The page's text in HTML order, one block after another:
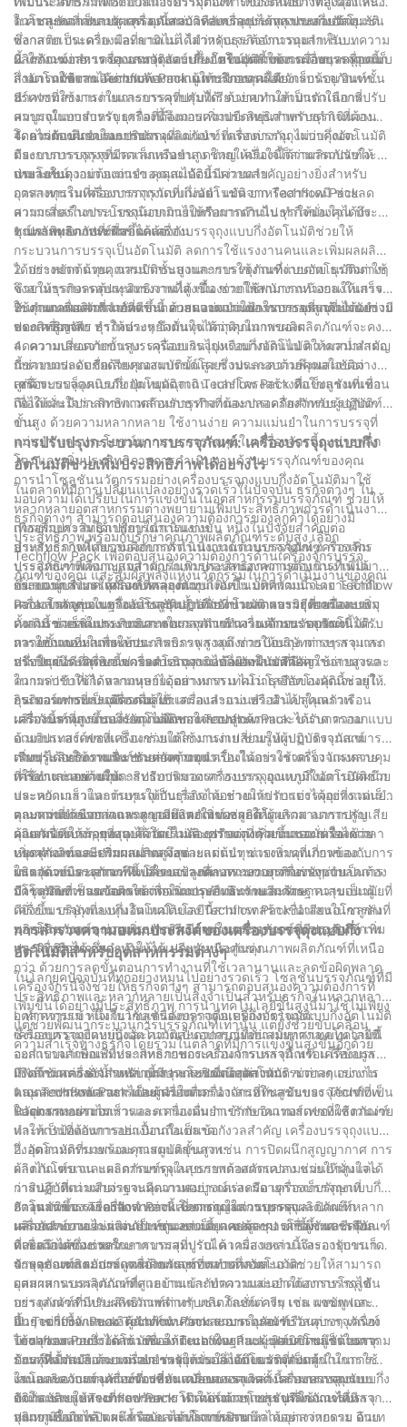
ในโซลูชันที่เป็นนวัตกรรมดังกล่าวคือเครื่องบรรจุถุงแบบกึ่งอัตโนมัติ
ซึ่งกลายเป็นเครื่องมือที่ขาดไม่ได้สำหรับธุรกิจจำนวนมาก ในบทความ
นี้ เราจะมาสำรวจคุณสมบัติและประโยชน์หลักของเครื่องบรรจุถุงแบบ
กึ่งอัตโนมัติจาก Techflow Pack ผู้ให้บริการเครื่องจักรบรรจุภัณฑ์ชั้น
นำ
ความสะดวกสบายสูงสุด คุณสมบัติหลักบางประการประกอบด้วย:
1. ความหลากหลาย: เครื่องนี้สามารถบรรจุถุงได้หลากหลายวัสดุ เช่น
พลาสติก กระดาษ และลามิเนต ไม่ว่าคุณจะต้องการถุงสำหรับ
ผลิตภัณฑ์อาหาร ยา อาหารสัตว์เลี้ยง หรืออุตสาหกรรมอื่นๆ เครื่องนี้ก็
สามารถตอบสนองความต้องการเฉพาะของคุณได้
2. ใช้งานง่าย: เครื่องบรรจุถุงแบบกึ่งอัตโนมัตินี้ใช้งานง่ายและทุกคน
สามารถใช้งานได้ง่ายหลังจากผ่านการฝึกอบรมเพียงเล็กน้อย อินเท
อร์เฟซที่ใช้งานง่ายและการควบคุมที่เรียบง่ายทำให้เป็นตัวเลือกที่
สมบูรณ์แบบสำหรับธุรกิจที่ต้องการเพิ่มประสิทธิภาพการดำเนินงาน
โดยไม่ต้องฝึกอบรมมากนัก
3. ความสามารถในการบรรจุที่ปรับได้: ด้วยความสามารถในการปรับ
ความจุในการบรรจุ เครื่องนี้จึงมอบความยืดหยุ่นสำหรับธุรกิจที่ต้อง
จัดการกับขนาดและปริมาณผลิตภัณฑ์ที่แตกต่างกัน ไม่ว่าคุณจะ
ต้องการบรรจุถุงขนาดเล็กหรือขนาดใหญ่ เครื่องนี้ก็สามารถปรับให้
เหมาะกับความต้องการของคุณได้อย่างง่ายดาย
4. ความแม่นยำในการบรรจุที่แม่นยำ: เครื่องบรรจุถุงแบบกึ่งอัตโนมัติ
มีระบบการบรรจุที่มีความแม่นยำสูง ช่วยให้มั่นใจได้ว่าผลิตภัณฑ์จะถูก
จ่ายลงในถุงอย่างแม่นยำ คุณสมบัตินี้มีความสำคัญอย่างยิ่งสำหรับ
อุตสาหกรรมที่ต้องการการวัดที่แม่นยำ เช่น ยาหรือสารเคมี ช่วยลด
ความเสี่ยงในการบรรจุน้อยเกินไปหรือมากเกินไป ทำให้มั่นใจได้ถึง
คุณภาพผลิตภัณฑ์ที่สอดคล้องกัน
ประโยชน์:
การลงทุนในเครื่องบรรจุถุงแบบกึ่งอัตโนมัติจาก Techflow Pack
สามารถสร้างประโยชน์มากมายให้กับการดำเนินธุรกิจของคุณ ประโย
ชน์หลักๆ บางประการ ได้แก่:
1. ประสิทธิภาพที่เพิ่มขึ้น: เครื่องบรรจุถุงแบบกึ่งอัตโนมัติช่วยให้
กระบวนการบรรจุเป็นอัตโนมัติ ลดการใช้แรงงานคนและเพิ่มผลผลิต
ได้อย่างมาก ด้วยคุณสมบัติขั้นสูงและการใช้งานที่ง่ายดาย ธุรกิจต่างๆ
จึงสามารถบรรลุประสิทธิภาพที่สูงขึ้น ช่วยให้สามารถทำงานให้เสร็จ
ทันกำหนดเวลาที่จำกัดและตอบสนองความต้องการของลูกค้าได้อย่างมี
ประสิทธิภาพ
2. ประหยัดต้นทุน: การนำกระบวนการบรรจุภัณฑ์แบบอัตโนมัติมาใช้
ช่วยให้ธุรกิจลดต้นทุนแรงงานได้ เนื่องจากใช้พนักงานน้อยลงในการ
ใช้งานเครื่องจักร นอกจากนี้ ความแม่นยำในการบรรจุที่แม่นยำยังช่วย
ลดการสูญเสีย ทำให้ประหยัดต้นทุนวัตถุดิบในการผลิต
3. คุณภาพผลิตภัณฑ์ที่ดีขึ้น: ด้วยความแม่นยำในการบรรจุที่แม่นยำ
ของเครื่องจักร ธุรกิจต่างๆ จึงมั่นใจได้ว่าคุณภาพของผลิตภัณฑ์จะคงที่
ลดความเสี่ยงจากการบรรจุน้อยเกินไปหรือมากเกินไป ความสม่ำเสมอ
นี้ช่วยยกระดับชื่อเสียงของแบรนด์โดยรวมและความพึงพอใจของ
ลูกค้า
4. ความปลอดภัยขั้นสูง: เครื่องบรรจุถุงแบบกึ่งอัตโนมัติให้ความสำคัญ
กับความปลอดภัยด้วยคุณสมบัติขั้นสูง ซึ่งประกอบด้วยคุณสมบัติต่างๆ
เช่น ระบบล็อคนิรภัย ปุ่มหยุดฉุกเฉิน และโครงสร้างที่แข็งแรงทนทาน
เพื่อให้มั่นใจว่าสภาพแวดล้อมการทำงานจะปลอดภัยสำหรับผู้ปฏิบัติ
งาน
เครื่องบรรจุถุงแบบกึ่งอัตโนมัติจาก Techflow Pack คือโซลูชันที่เชื่อ
ถือได้และมีประสิทธิภาพสำหรับธุรกิจที่ต้องการเครื่องจักรบรรจุภัณฑ์
ขั้นสูง ด้วยความหลากหลาย ใช้งานง่าย ความแม่นยำในการบรรจุที่
แม่นยำ และประโยชน์มากมาย การลงทุนในเครื่องจักรนี้จะช่วยพลิก
โฉมและเพิ่มประสิทธิภาพการดำเนินงานด้านบรรจุภัณฑ์ของคุณ
การนำโซลูชันนวัตกรรมอย่างเครื่องบรรจุถุงแบบกึ่งอัตโนมัติมาใช้
มอบความได้เปรียบในการแข่งขันในอุตสาหกรรมบรรจุภัณฑ์ ช่วยให้
ธุรกิจต่างๆ สามารถตอบสนองความต้องการของลูกค้าได้อย่างมี
ประสิทธิภาพ พร้อมกับรักษาคุณภาพผลิตภัณฑ์ระดับสูง เลือก
Techflow Pack เพื่อตอบสนองความต้องการด้านเครื่องจักรบรรจุ
ภัณฑ์ของคุณ และสัมผัสพลังแห่งนวัตกรรมในการดำเนินงานของคุณ
การปรับปรุงกระบวนการบรรจุภัณฑ์: เครื่องบรรจุถุงแบบกึ่ง
อัตโนมัติช่วยเพิ่มประสิทธิภาพได้อย่างไร
ในตลาดที่มีการเปลี่ยนแปลงอย่างรวดเร็วในปัจจุบัน ธุรกิจต่างๆ ใน
หลากหลายอุตสาหกรรมต่างพยายามเพิ่มประสิทธิภาพการดำเนินงาน
เพื่อสร้างความได้เปรียบในการแข่งขัน หนึ่งในปัจจัยสำคัญต่อ
ประสิทธิภาพโดยรวมคือการดำเนินงานด้านบรรจุภัณฑ์ เครื่องจักร
บรรจุภัณฑ์ที่เหมาะสมสามารถเพิ่มประสิทธิภาพการดำเนินงานได้
อย่างมาก ส่งผลให้ผลผลิตและต้นทุนเพิ่มขึ้น บทความนี้จะเจาะลึกถึง
ความสำคัญของเครื่องบรรจุถุงแบบกึ่งอัตโนมัติ และวิธีที่เครื่องบรรจุ
เหล่านี้ช่วยเพิ่มประสิทธิภาพในการดำเนินงานด้านบรรจุภัณฑ์
การเพิ่มประสิทธิภาพการดำเนินงาน:
สำหรับธุรกิจที่เกี่ยวข้องกับการดำเนินงานด้านบรรจุภัณฑ์ การเพิ่ม
ประสิทธิภาพคือกุญแจสำคัญในการตอบสนองความต้องการที่เพิ่มมาก
ขึ้นของผู้บริโภค เครื่องบรรจุถุงแบบกึ่งอัตโนมัติที่พัฒนาโดย Techflow
Pack โดดเด่นในฐานะโซลูชันล้ำสมัยที่ช่วยลดความยุ่งยากและเพิ่ม
ความรวดเร็วในกระบวนการบรรจุภัณฑ์ เครื่องจักรนวัตกรรมนี้ได้รับ
การออกแบบมาเพื่อให้ประสิทธิภาพสูงสุด ช่วยให้บริษัทต่างๆ สามารถ
ปรับปรุงประสิทธิภาพการดำเนินงานได้อย่างมีนัยสำคัญ
กระบวนการบรรจุภัณฑ์ที่คล่องตัว:
เครื่องบรรจุถุงแบบกึ่งอัตโนมัติปฏิวัติกระบวนการบรรจุด้วยมือแบบ
ดั้งเดิม ช่วยลดแรงงานและลดเวลาการทำงาน ด้วยระบบอัตโนมัติ
หลายขั้นตอนในกระบวนการบรรจุ รวมถึงการป้อนถุง การบรรจุ และ
การปิดผนึก เครื่องนี้ช่วยลดโอกาสเกิดข้อผิดพลาดที่มีค่าใช้จ่ายสูงและ
ความล่าช้าที่เกิดจากมนุษย์ได้อย่างมาก เทคโนโลยีอัตโนมัตินี้ช่วยให้
กระบวนการบรรจุมีความสม่ำเสมอและแม่นยำ นำไปสู่คุณภาพ
ผลิตภัณฑ์ที่สูงขึ้นและความพึงพอใจของลูกค้า
การใช้งานที่หลากหลาย:
หนึ่งในข้อดีที่สุดของเครื่องบรรจุถุงแบบกึ่งอัตโนมัติคือความสามารถ
ในการปรับใช้ได้หลากหลายอุตสาหกรรม ไม่ว่าธุรกิจของคุณจะอยู่ใน
ธุรกิจอาหารและเครื่องดื่ม ยา เครื่องสำอาง หรือสินค้าในครัวเรือน
เครื่องนี้สามารถรองรับถุงได้หลากหลายประเภทและขนาด ความ
อเนกประสงค์ของเครื่องช่วยให้สามารถเปลี่ยนรูปแบบบรรจุภัณฑ์
ต่างๆ ได้อย่างราบรื่น ช่วยลดความจำเป็นในการใช้เครื่องจักรหลาย
เครื่องและลดต้นทุน
อินเทอร์เฟซที่เป็นมิตรต่อผู้ใช้:
เครื่องบรรจุถุงแบบกึ่งอัตโนมัติของ Techflow Pack ได้รับการออกแบบ
ด้วยอินเทอร์เฟซที่แข็งแกร่งแต่ใช้งานง่าย ช่วยให้ผู้ปฏิบัติงานสามารถ
เรียนรู้และใช้งานฟังก์ชันต่างๆ ของเครื่องได้อย่างรวดเร็ว แผงควบคุม
ที่ใช้งานง่ายช่วยให้การปรับปริมาตรการบรรจุ อุณหภูมิในการปิดผนึก
และความเร็วในการบรรจุเป็นเรื่องง่าย ช่วยให้ปรับแต่งได้อย่างแม่นยำ
ตามความต้องการเฉพาะของผลิตภัณฑ์ ช่วยให้ผู้ผลิตสามารถปรับ
คุณสมบัติต่างๆ ของถุงได้โดยไม่ต้องปรับแต่งด้วยตนเอง ช่วยลดเวลา
หยุดทำงานและเพิ่มผลผลิตสูงสุด
เพิ่มประสิทธิภาพและประหยัดต้นทุน:
การทำงานอย่างมีประสิทธิภาพของเครื่องบรรจุถุงแบบกึ่งอัตโนมัติช่วย
ประหยัดเวลาและต้นทุนให้กับธุรกิจได้อย่างมาก การบรรจุถุงที่รวดเร็ว
และแม่นยำช่วยลดการสูญเสียและเพิ่มผลผลิตโดยรวม ลดการสูญเสีย
ผลิตภัณฑ์ให้น้อยที่สุด ความเร็วและความจุที่เพิ่มขึ้นของเครื่องช่วย
เพิ่มผลผลิตและปริมาณงาน จึงช่วยลดต้นทุนแรงงานที่เกี่ยวข้องกับการ
บรรจุด้วยมือ นอกจากนี้ โครงสร้างที่ทนทานของเครื่องยังช่วยลดการ
บำรุงรักษา ช่วยลดค่าใช้จ่ายในการดำเนินงานอีกด้วย
คุณภาพที่เหนือกว่าและความพึงพอใจของลูกค้า:
ด้วยเครื่องบรรจุถุงแบบกึ่งอัตโนมัติ ธุรกิจต่างๆ สามารถมั่นใจได้ว่า
บรรจุภัณฑ์จะมีความสม่ำเสมอและแม่นยำ ช่วยเพิ่มคุณภาพของ
ผลิตภัณฑ์และความพึงพอใจของลูกค้า กระบวนการบรรจุแบบ
อัตโนมัติช่วยลดข้อผิดพลาดจากมนุษย์และรักษามาตรฐานสุขอนามัยที่
ดียิ่งขึ้น บริษัทที่ลงทุนในเทคโนโลยีนี้สามารถสร้างชื่อเสียงในการส่ง
มอบผลิตภัณฑ์คุณภาพระดับพรีเมียมผ่านบรรจุภัณฑ์ที่มีประสิทธิภาพ
และเชื่อถือได้ ซึ่งจะทำให้ได้เปรียบเหนือคู่แข่ง
ในแวดวงบรรจุภัณฑ์ที่เปลี่ยนแปลงตลอดเวลา ธุรกิจต่างๆ จำเป็นต้อง
มีโซลูชันที่เป็นนวัตกรรมเพื่อเพิ่มประสิทธิภาพและรักษาความเป็นผู้นำ
เครื่องบรรจุถุงแบบกึ่งอัตโนมัติของ Techflow Pack นำเสนอโซลูชันที่
พลิกโฉมวงการ ช่วยเพิ่มประสิทธิภาพในกระบวนการบรรจุภัณฑ์ เพิ่ม
ประสิทธิภาพการดำเนินงาน และรับประกันคุณภาพผลิตภัณฑ์ที่เหนือ
กว่า ด้วยการลดขั้นตอนการทำงานที่ใช้เวลานานและลดข้อผิดพลาด
เครื่องจักรนี้จึงช่วยให้ธุรกิจต่างๆ สามารถตอบสนองความต้องการที่
เพิ่มขึ้นได้อย่างมีประสิทธิภาพ การนำเทคโนโลยีขั้นสูงนี้มาใช้ไม่เพียง
แต่ช่วยพัฒนากระบวนการบรรจุภัณฑ์เท่านั้น แต่ยังช่วยขับเคลื่อน
ความสำเร็จทางธุรกิจโดยรวมในตลาดที่มีการแข่งขันสูงขึ้นอีกด้วย
การสำรวจความอเนกประสงค์ของเครื่องบรรจุถุงแบบกึ่ง
อัตโนมัติสำหรับอุตสาหกรรมต่างๆ
ในโลกยุคปัจจุบันที่ทุกอย่างหมุนไปอย่างรวดเร็ว โซลูชันบรรจุภัณฑ์ที่มี
ประสิทธิภาพและหลากหลายเป็นสิ่งจำเป็นสำหรับธุรกิจในหลากหลาย
อุตสาหกรรม หนึ่งในโซลูชันดังกล่าวคือเครื่องบรรจุถุงแบบกึ่งอัตโนมัติ
ซึ่งมอบความยืดหยุ่นและความสะดวกสบายอย่างมหาศาล บทความนี้
จะสำรวจลักษณะที่หลากหลายของเครื่องจักรเหล่านี้ พร้อมให้ข้อมูล
เชิงลึกว่าเครื่องจักรเหล่านี้มีประโยชน์ต่ออุตสาหกรรมต่างๆ อย่างไร
และ Techflow Pack เป็นผู้นำในการนำเสนอโซลูชันบรรจุภัณฑ์ที่เป็น
นวัตกรรมอย่างไร
I. ทำความเข้าใจเกี่ยวกับเครื่องบรรจุถุงแบบกึ่งอัตโนมัติ:
เครื่องบรรจุถุงแบบกึ่งอัตโนมัติเป็นอุปกรณ์ที่ทันสมัยทางเทคโนโลยีที่
ออกแบบมาเพื่อเพิ่มประสิทธิภาพกระบวนการบรรจุภัณฑ์ เครื่องบรรจุนี้
มีฟังก์ชันการชั่งน้ำหนัก บรรจุ และปิดผนึกอัตโนมัติ ช่วยลดแรงงาน
คนและประหยัดเวลาได้อย่างมาก เครื่องจักรที่ทันสมัยของ Techflow
Pack ผสานความเร็วและความแม่นยำเข้ากับอินเทอร์เฟซที่ใช้งานง่าย
ทำให้เป็นที่ต้องการอย่างมากในตลาด
II. ความคล่องตัวสำหรับอุตสาหกรรมที่แตกต่างกัน:
1. อุตสาหกรรมอาหารและเครื่องดื่ม:
ในอุตสาหกรรมอาหารและเครื่องดื่ม การรักษาความสดของผลิตภัณฑ์
และการป้องกันการปนเปื้อนถือเป็นข้อกังวลสำคัญ เครื่องบรรจุถุงแบบ
กึ่งอัตโนมัติที่มาพร้อมคุณสมบัติขั้นสูง เช่น การปิดผนึกสูญญากาศ การ
ล้างไนโตรเจน และการบรรจุในบรรยากาศดัดแปลง ช่วยให้มั่นใจได้
ว่าสินค้าที่เน่าเสียง่ายจะมีความสมบูรณ์และมีอายุการเก็บรักษาที่
ยาวนานขึ้น เครื่องจักรเหล่านี้เชี่ยวชาญในการบรรจุผลิตภัณฑ์หลาก
หลายประเภท ไม่ว่าจะเป็นขนมขบเคี้ยว ซอส ซุป เครื่องเทศ ซีเรียล
และแม้แต่ของเหลว
2. อุตสาหกรรมยาและการดูแลสุขภาพ:
ผลิตภัณฑ์ยาและผลิตภัณฑ์ดูแลสุขภาพต้องการความแม่นยำสูงและ
การปฏิบัติตามมาตรฐานคุณภาพอย่างเคร่งครัด เครื่องบรรจุถุงแบบกึ่ง
อัตโนมัติของ Techflow Pack โดดเด่นในการบรรจุและปิดผนึก
ผลิตภัณฑ์ยาอย่างแม่นยำ เช่น ยาเม็ด แคปซูล ผง ยาขี้ผึ้ง และครีม
ด้วยความสามารถในการบรรจุที่ปรับได้ เครื่องเหล่านี้จึงรองรับขนาด
บรรจุภัณฑ์และประเภทผลิตภัณฑ์ที่หลากหลาย
3. อุตสาหกรรมเครื่องสำอางและการดูแลส่วนบุคคล:
เครื่องสำอางและผลิตภัณฑ์ดูแลส่วนบุคคลต้องการโซลูชันบรรจุภัณฑ์
ที่เชื่อถือได้ซึ่งช่วยรักษาความสมบูรณ์ ความสวยงาม และอายุการเก็บ
รักษาของผลิตภัณฑ์ เครื่องบรรจุซองแบบกึ่งอัตโนมัติช่วยให้สามารถ
ผสมผสานบรรจุภัณฑ์ที่สวยงามเข้ากับความแม่นยำในการบรรจุได้
อย่างลงตัวสำหรับผลิตภัณฑ์ต่างๆ เช่น โลชั่น ครีม เจล แชมพู และ
อื่นๆ เครื่องจักรของ Techflow Pack สามารถรองรับวัสดุบรรจุภัณฑ์
ได้หลากหลายประเภท เช่น ลามิเนต ฟอยล์ และฟิล์มปิดผนึกด้วยความ
ร้อน จึงมีตัวเลือกมากมายสำหรับการออกแบบบรรจุภัณฑ์
4. อุตสาหกรรมการดูแลบ้านและการทำความสะอาด:
อุตสาหกรรมผลิตภัณฑ์ดูแลบ้านและทำความสะอาดต้องการโซลูชัน
บรรจุภัณฑ์ที่มีประสิทธิภาพสำหรับผลิตภัณฑ์ต่างๆ เช่น ผงซักฟอก
น้ำยาฆ่าเชื้อ และผลิตภัณฑ์ทำความสะอาดในครัวเรือนต่างๆ เครื่อง
บรรจุซองแบบกึ่งอัตโนมัติของ Techflow Pack มอบความเร็วในการ
บรรจุที่แม่นยำและแม่นยำ ช่วยให้มั่นใจได้ถึงความสะดวกในการใช้
งานและความทนทานของซอง เครื่องบรรจุเหล่านี้สามารถรองรับ
ขนาดและรูปทรงที่หลากหลาย ทำให้สามารถบรรจุผลิตภัณฑ์ที่มี
ปริมาณของเหลว ผง หรือเจลได้หลากหลาย
III. Techflow Pack: ผู้นำด้านนวัตกรรมบรรจุภัณฑ์:
Techflow Pack ได้สร้างชื่อให้ตนเองในฐานะผู้บุกเบิกโซลูชันบรรจุ
ภัณฑ์ที่ล้ำสมัย ด้วยเครื่องบรรจุถุงแบบกึ่งอัตโนมัติที่เป็นผู้นำในการนำ
เสนอผลิตภัณฑ์ เครื่องจักรที่ทันสมัยของเราติดตั้งระบบควบคุมแบบ
ดิจิทัล ช่วยให้สามารถปรับพารามิเตอร์ต่างๆ เช่น ปริมาณการบรรจุ
อุณหภูมิในการปิดผนึก และเวลาในการปิดผนึกได้อย่างง่ายดาย อินเท
ในโลกของบรรจุภัณฑ์ที่เปลี่ยนแปลงตลอดเวลา เครื่องบรรจุถุงแบบกึ่ง
อัตโนมัติของ Techflow Pack โดดเด่นด้วยโซลูชันที่ใช้งานได้หลาก
หลาย เชื่อถือได้ และล้ำสมัย ตอบโจทย์หลากหลายอุตสาหกรรม ด้วย